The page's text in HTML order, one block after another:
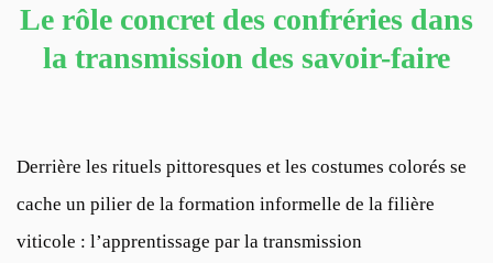
Le rôle concret des confréries dans
la transmission des savoir-faire
Derrière les rituels pittoresques et les costumes colorés se
cache un pilier de la formation informelle de la filière
viticole : l’apprentissage par la transmission